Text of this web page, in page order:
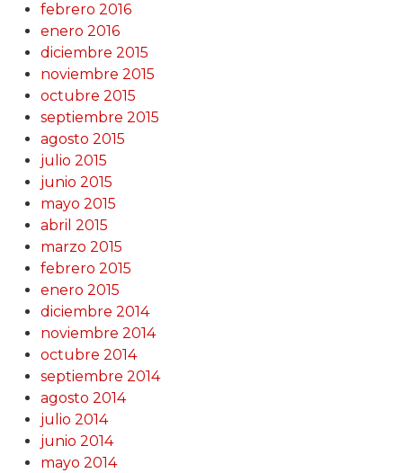
febrero 2016
enero 2016
diciembre 2015
noviembre 2015
octubre 2015
septiembre 2015
agosto 2015
julio 2015
junio 2015
mayo 2015
abril 2015
marzo 2015
febrero 2015
enero 2015
diciembre 2014
noviembre 2014
octubre 2014
septiembre 2014
agosto 2014
julio 2014
junio 2014
mayo 2014